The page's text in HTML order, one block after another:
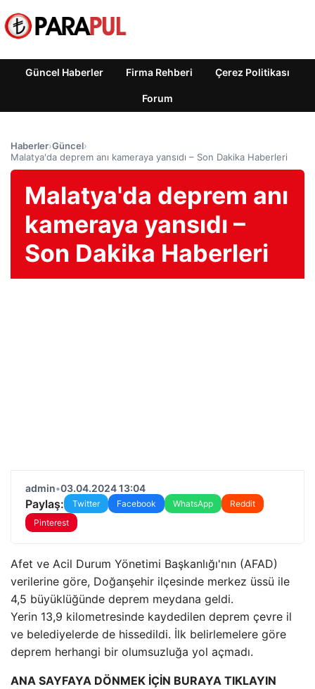
Güncel Haberler Firma Rehberi Çerez Politikası
Forum
Haberler›Güncel›
Malatya'da deprem anı kameraya yansıdı – Son Dakika Haberleri
Malatya'da deprem anı
kameraya yansıdı –
Son Dakika Haberleri
admin•03.04.2024 13:04
Paylaş: Twitter Facebook WhatsApp
Reddit
Pinterest
Afet ve Acil Durum Yönetimi Başkanlığı'nın (AFAD)
verilerine göre, Doğanşehir ilçesinde merkez üssü ile
4,5 büyüklüğünde deprem meydana geldi.
Yerin 13,9 kilometresinde kaydedilen deprem çevre il
ve belediyelerde de hissedildi. İlk belirlemelere göre
deprem herhangi bir olumsuzluğa yol açmadı.
ANA SAYFAYA DÖNMEK İÇİN BURAYA TIKLAYIN